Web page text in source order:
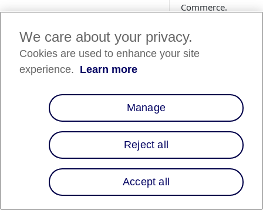
Commerce.
Ce guide décrit la
Commerce, afin
clients. Après avoir
We care about your privacy.
Cookies are used to enhance your site
experience. Learn more
Manage
Reject all
Accept all